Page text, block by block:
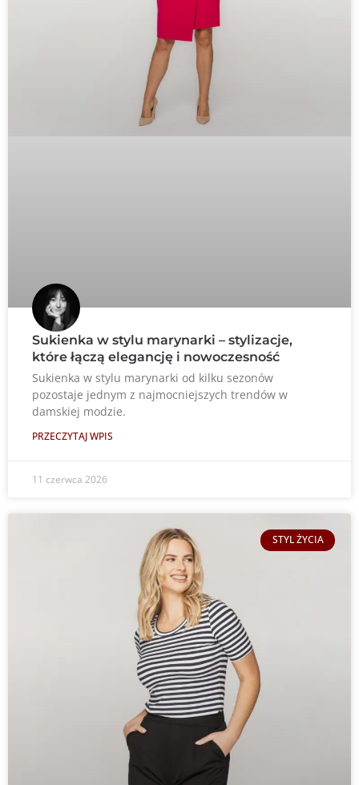
Sukienka w stylu marynarki – stylizacje,
które łączą elegancję i nowoczesność
Sukienka w stylu marynarki od kilku sezonów
pozostaje jednym z najmocniejszych trendów w
damskiej modzie.
PRZECZYTAJ WPIS
11 czerwca 2026
STYL ŻYCIA